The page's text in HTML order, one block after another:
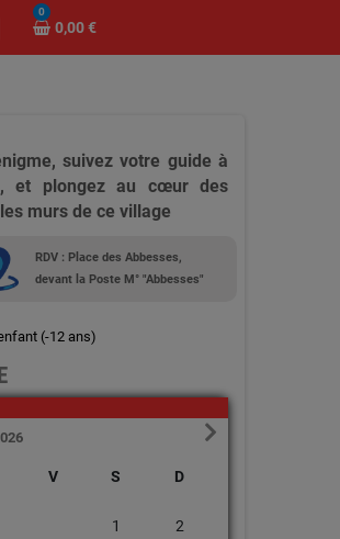
0
0,00 €
suivez votre guide à
et plongez au cœur des
murs de ce village
RDV : Place des Abbesses,
devant la Poste M° "Abbesses"
(-12 ans)
V S D
1 2